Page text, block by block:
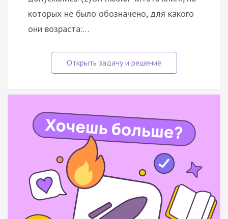
которых не было обозначено, для какого
они возраста:…